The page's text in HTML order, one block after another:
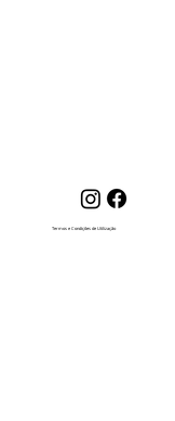
Termos e Condições de Utilização